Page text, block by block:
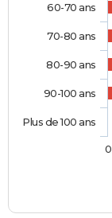
60-70 ans
70-80 ans
80-90 ans
90-100 ans
Plus de 100 ans
0